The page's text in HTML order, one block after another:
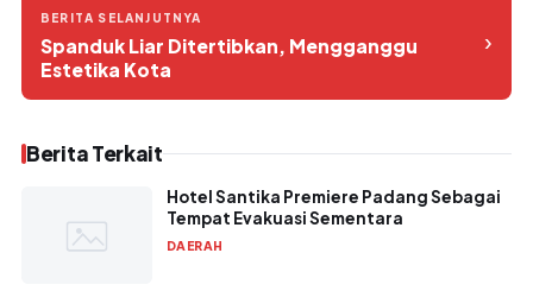
BERITA SELANJUTNYA
Spanduk Liar Ditertibkan, Mengganggu
Estetika Kota
›
Berita Terkait
Hotel Santika Premiere Padang Sebagai
Tempat Evakuasi Sementara
DAERAH